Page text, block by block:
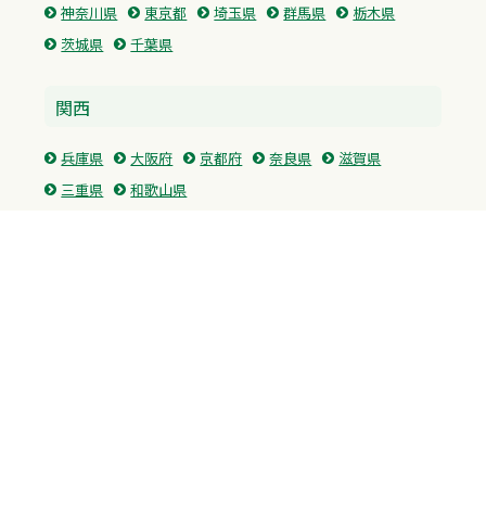
神奈川県 東京都 埼玉県 群馬県
栃木県
茨城県
千葉県
関西
兵庫県 大阪府 京都府 奈良県
滋賀県
三重県
和歌山県